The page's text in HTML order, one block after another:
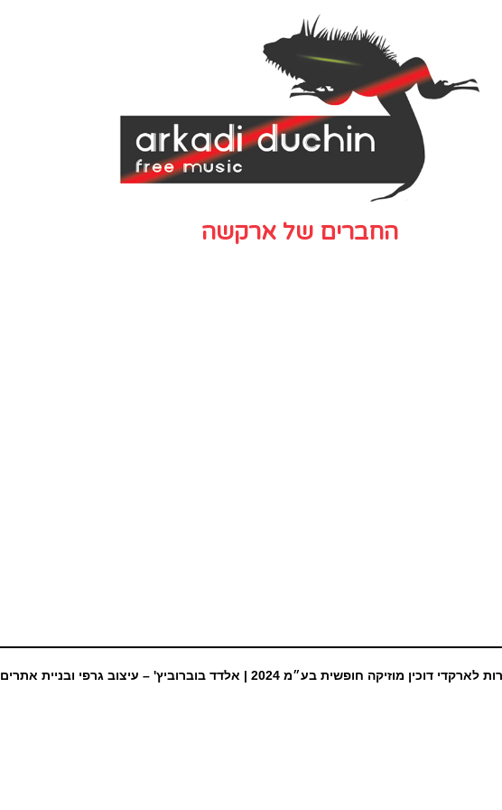
החברים של ארקשה
לארקדי דוכין מוזיקה חופשית בע״מ 2024 | אלדד בוברוביץ' – עיצוב גרפי ובניית אתרים